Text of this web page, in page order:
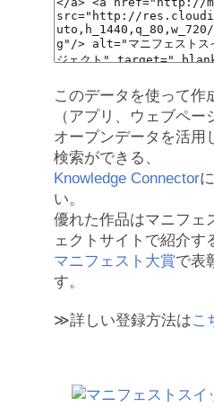
このデータを使って作
（アプリ、ウェブペー
オープンデータを活用
検索ができる、
Knowledge Connector
い。
優れた作品はマニフェ
ェクトサイトで紹介す
マニフェスト大賞で表
す。
≫詳しい登録方法はこ